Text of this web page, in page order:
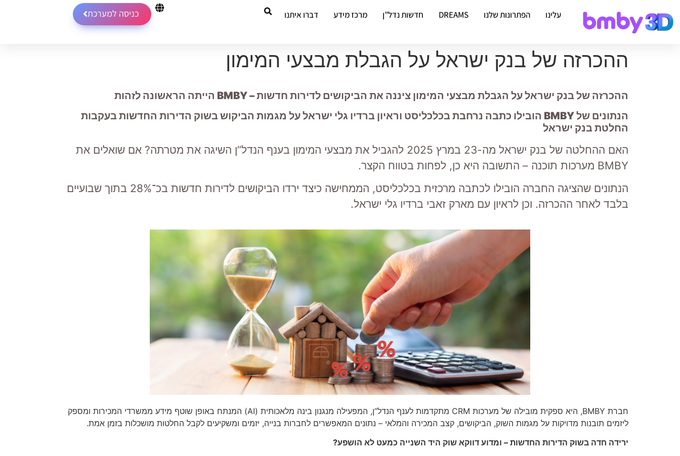
עלינו הפתרונות שלנו DREAMS חדשות נדל”ן מרכז מידע דברו איתנו כניסה למערכת
ההכרזה של בנק ישראל על הגבלת מבצעי המימון
ההכרזה של בנק ישראל על הגבלת מבצעי המימון ציננה את הביקושים לדירות חדשות – BMBY הייתה הראשונה לזהות
הנתונים של BMBY הובילו כתבה נרחבת בכלכליסט וראיון ברדיו גלי ישראל על מגמות הביקוש בשוק הדירות החדשות בעקבות
החלטת בנק ישראל
האם ההחלטה של בנק ישראל מה-23 במרץ 2025 להגביל את מבצעי המימון בענף הנדל”ן השיגה את מטרתה? אם שואלים את
BMBY מערכות תוכנה – התשובה היא כן, לפחות בטווח הקצר.
הנתונים שהציגה החברה הובילו לכתבה מרכזית בכלכליסט, הממחישה כיצד ירדו הביקושים לדירות חדשות בכ־28% בתוך שבועיים
בלבד לאחר ההכרזה. וכן לראיון עם מארק זאבי ברדיו גלי ישראל.
חברת BMBY, היא ספקית מובילה של מערכות CRM מתקדמות לענף הנדל”ן, המפעילה מנגנון בינה מלאכותית (AI) המנתח באופן שוטף מידע ממשרדי המכירות ומספק
ליזמים תובנות מדויקות על מגמות השוק, הביקושים, קצב המכירה והמלאי – נתונים המאפשרים לחברות בנייה, יזמים ומשקיעים לקבל החלטות מושכלות בזמן אמת.
ירידה חדה בשוק הדירות החדשות – ומדוע דווקא שוק היד השנייה כמעט לא הושפע?